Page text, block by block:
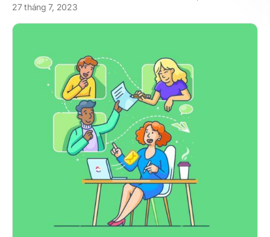
27 tháng 7, 2023